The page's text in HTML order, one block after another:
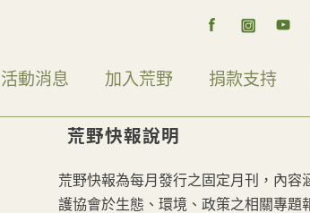
活動消息 加入荒野 捐款支持
荒野快報說明
荒野快報為每月發行之固定月刊，內容
護協會於生態、環境、政策之相關專題